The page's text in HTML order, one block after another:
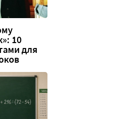
10
для